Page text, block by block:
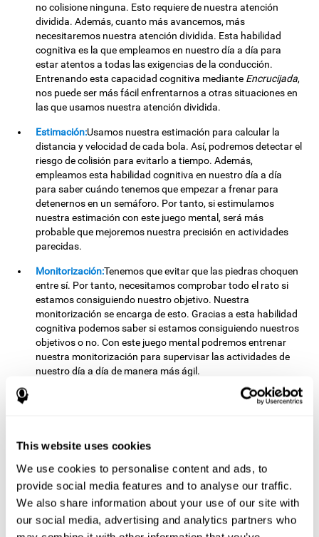
This website uses cookies
We use cookies to personalise content and ads, to
provide social media features and to analyse our traffic.
We also share information about your use of our site with
our social media, advertising and analytics partners who
no colisione ninguna. Esto requiere de nuestra atención
dividida. Además, cuanto más avancemos, más
necesitaremos nuestra atención dividida. Esta habilidad
cognitiva es la que empleamos en nuestro día a día para
estar atentos a todas las exigencias de la conducción.
Entrenando esta capacidad cognitiva mediante Encrucijada,
nos puede ser más fácil enfrentarnos a otras situaciones en
las que usamos nuestra atención dividida.
Estimación:Usamos nuestra estimación para calcular la
distancia y velocidad de cada bola. Así, podremos detectar el
riesgo de colisión para evitarlo a tiempo. Además,
empleamos esta habilidad cognitiva en nuestro día a día
para saber cuándo tenemos que empezar a frenar para
detenernos en un semáforo. Por tanto, si estimulamos
nuestra estimación con este juego mental, será más
probable que mejoremos nuestra precisión en actividades
parecidas.
Monitorización:Tenemos que evitar que las piedras choquen
entre sí. Por tanto, necesitamos comprobar todo el rato si
estamos consiguiendo nuestro objetivo. Nuestra
monitorización se encarga de esto. Gracias a esta habilidad
cognitiva podemos saber si estamos consiguiendo nuestros
objetivos o no. Con este juego mental podremos entrenar
nuestra monitorización para supervisar las actividades de
nuestro día a día de manera más ágil.
Otras capacidades cognitivas
Planificación:Debemos pensar cuándo es necesario usar una
piedra para evitar choques y cuándo no. Esto es importante
porque podemos usar pocas piedras a la vez. Si nos
esforzamos en planificar nuestras jugadas, es posible
mejorar esta capacidad cognitiva. Además de en este juego,